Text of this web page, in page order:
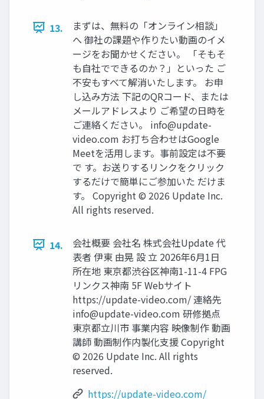
13.
まずは、無料の「オンライン相談」
へ 御社の課題や作りたい動画のイメ
ージをお聞かせください。 「そもそ
も自社でできるのか？」といった ご
不安もすべて解消いたします。 お申
し込み方法 下記のQRコード、または
メールアドレスより ご希望の日時を
ご連絡ください。 info@update-
video.com お打ち合わせはGoogle
Meetを活用します。事前設定は不要
で す。お送りするリンクをクリック
するだけで簡単にご参加いた だけま
す。 Copyright © 2026 Update Inc.
All rights reserved.
14.
会社概要 会社名 株式会社Update 代
表者 伊東 由晃 設 立 2026年6月1日
所在地 東京都渋谷区神南1-11-4 FPG
リンクス神南 5F Webサイト
https://update-video.com/ 連絡先
info@update-video.com 研修拠点
東京都立川市 事業内容 映像制作 動画
講師 動画制作内製化支援 Copyright
© 2026 Update Inc. All rights
reserved.
https://update-video.com/